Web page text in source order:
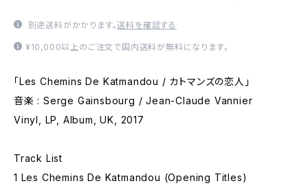
別途送料がかかります。送料を確認する
¥10,000以上のご注文で国内送料が無料になります。
「Les Chemins De Katmandou / カトマンズの恋人」
音楽 : Serge Gainsbourg / Jean-Claude Vannier
Vinyl, LP, Album, UK, 2017
Track List
1 Les Chemins De Katmandou (Opening Titles)